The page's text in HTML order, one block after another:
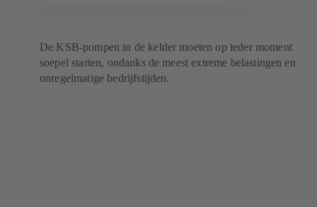
De KSB-pompen in de kelder moeten op ieder moment
soepel starten, ondanks de meest extreme belastingen en
onregelmatige bedrijfstijden.